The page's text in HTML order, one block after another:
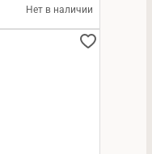
Нет в наличии